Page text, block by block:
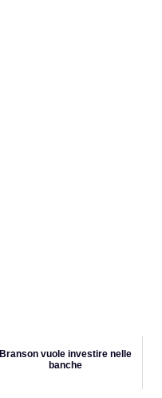
Branson vuole investire nelle
banche